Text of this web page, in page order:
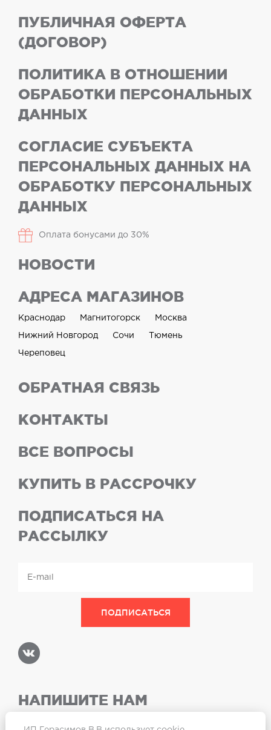
ПУБЛИЧНАЯ ОФЕРТА
(ДОГОВОР)
ПОЛИТИКА В ОТНОШЕНИИ
ОБРАБОТКИ ПЕРСОНАЛЬНЫХ
ДАННЫХ
СОГЛАСИЕ СУБЪЕКТА
ПЕРСОНАЛЬНЫХ ДАННЫХ НА
ОБРАБОТКУ ПЕРСОНАЛЬНЫХ
ДАННЫХ
Оплата бонусами до 30%
НОВОСТИ
АДРЕСА МАГАЗИНОВ
Краснодар Магнитогорск Москва
Нижний Новгород Сочи Тюмень
Череповец
ОБРАТНАЯ СВЯЗЬ
КОНТАКТЫ
ВСЕ ВОПРОСЫ
КУПИТЬ В РАССРОЧКУ
ПОДПИСАТЬСЯ НА
РАССЫЛКУ
НАПИШИТЕ НАМ